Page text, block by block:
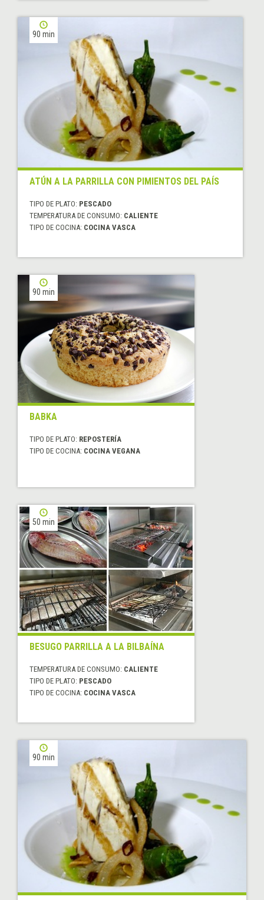
90 min
ATÚN A LA PARRILLA CON PIMIENTOS DEL PAÍS
TIPO DE PLATO: PESCADO
TEMPERATURA DE CONSUMO: CALIENTE
TIPO DE COCINA: COCINA VASCA
90 min
BABKA
TIPO DE PLATO: REPOSTERÍA
TIPO DE COCINA: COCINA VEGANA
50 min
BESUGO PARRILLA A LA BILBAÍNA
TEMPERATURA DE CONSUMO: CALIENTE
TIPO DE PLATO: PESCADO
TIPO DE COCINA: COCINA VASCA
90 min